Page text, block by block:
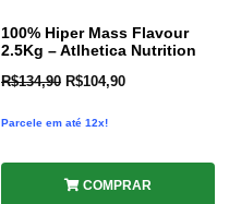
100% Hiper Mass Flavour
2.5Kg – Atlhetica Nutrition
R$134,90 R$104,90
Parcele em até 12x!
COMPRAR